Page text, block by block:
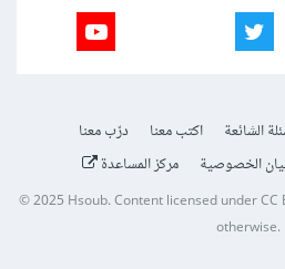
الشائعة اكتب معنا
درّب معنا
الخصوصية مركز المساعدة
© 2025Hsoub.Content licensed under
otherwise.